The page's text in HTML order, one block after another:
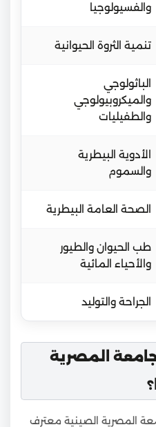
والفسيولوجيا
تنمية الثروة الحيوانية
الباثولوجي
والميكروبيولوجي
والطفيليات
الأدوية البيطرية
والسموم
الصحة العامة البيطرية
طب الحيوان والطيور
والأحياء المائية
الجراحة والتوليد
المصرية
المصرية الصينية معترف